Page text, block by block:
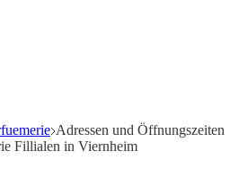
Adressen und Öffnungszeiten
Fillialen in Viernheim